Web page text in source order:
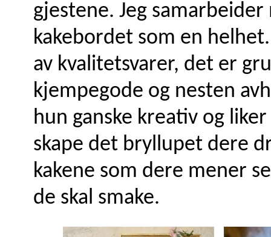
gjestene. Jeg
kakebordet som en
av kvalitetsvarer, det er
kjempegode og nesten
hun ganske kreativ og
skape det bryllupet dere
kakene som dere mener
de skal smake.